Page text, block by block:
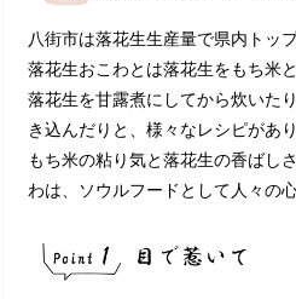
八街市は落花生生産量で県内トッ
落花生おこわとは落花生をもち米
落花生を甘露煮にしてから炊いた
き込んだりと、様々なレシピがあり
もち米の粘り気と落花生の香ばし
わは、ソウルフードとして人々の